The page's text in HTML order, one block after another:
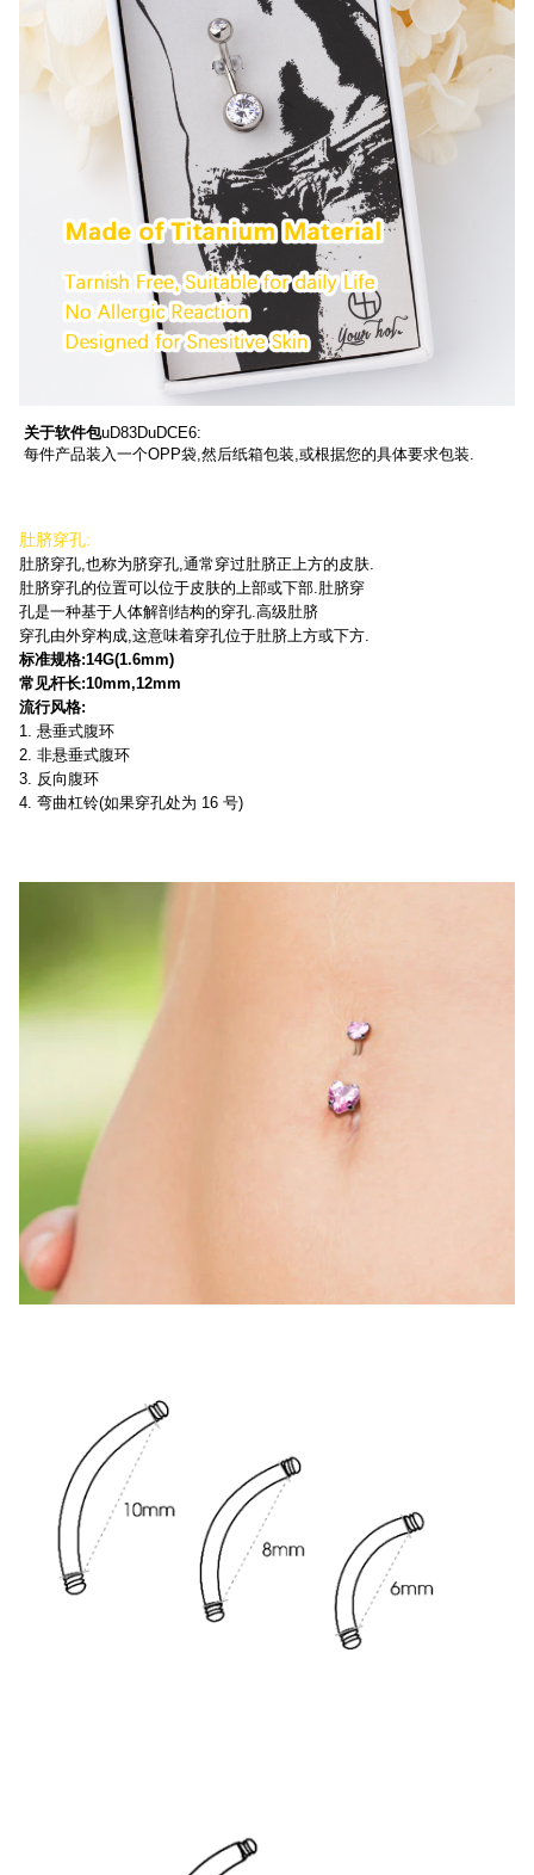
关于软件包uD83DuDCE6:
每件产品装入一个OPP袋,然后纸箱包装,或根据您的具体要求包装.
肚脐穿孔:
肚脐穿孔,也称为脐穿孔,通常穿过肚脐正上方的皮肤.
肚脐穿孔的位置可以位于皮肤的上部或下部.肚脐穿
孔是一种基于人体解剖结构的穿孔.高级肚脐
穿孔由外穿构成,这意味着穿孔位于肚脐上方或下方.
标准规格:14G(1.6mm)
常见杆长:10mm,12mm
流行风格:
1. 悬垂式腹环
2. 非悬垂式腹环
3. 反向腹环
4. 弯曲杠铃(如果穿孔处为 16 号)